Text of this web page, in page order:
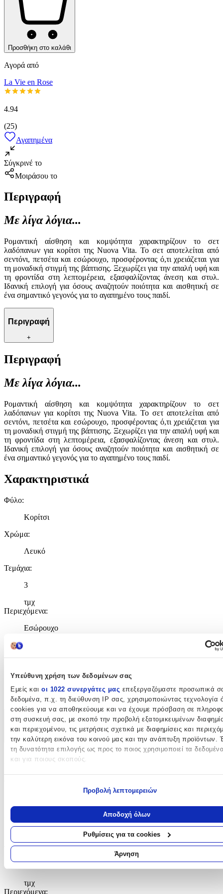
Υπεύθυνη χρήση των δεδομένων σας
Εμείς και οι 1022 συνεργάτες μας επεξεργαζόμαστε προσωπικά
δεδομένα, π.χ. τη διεύθυνση IP σας, χρησιμοποιώντας τεχνολογία
cookies για να αποθηκεύουμε και να έχουμε πρόσβαση σε
στη συσκευή σας, με σκοπό την προβολή εξατομικευμένων
και περιεχομένου, τις μετρήσεις σχετικά με διαφημίσεις και
την καλύτερη εικόνα του κοινού μας και την ανάπτυξη προϊόντων.
τη δυνατότητα επιλογής ως προς το ποιος χρησιμοποιεί τα
και για ποιους σκοπούς.
Να συλλέξουμε πληροφορίες σχετικά με τη γεωγραφική σας
Να αναγνωρίσουμε τη συσκευή σας σαρώνοντας ενεργά για
συγκεκριμένα χαρακτηριστικά (δακτυλικό αποτύπωμα)
Μάθετε περισσότερα σχετικά με τον τρόπο επεξεργασίας των
προσωπικών σας δεδομένων και καθορίστε τις προτιμήσεις σας
ενότητα “Λεπτομέρειες”. Μπορείτε να αλλάξετε ή να
Χρησιμοποιούμε cookies ώστε η τοποθεσία μας να λειτουργεί
Προβολή λεπτομερειών
Αποδοχή όλων
Ρυθμίσεις για τα cookies
Άρνηση
Προσθήκη στο καλάθι
Αγορά από
La Vie en Rose
4.94
(25)
Αγαπημένα
Σύγκρινέ το
Μοιράσου το
Περιγραφή
Με λίγα λόγια...
Ρομαντική αίσθηση και κομψότητα χαρακτηρίζουν το σετ
λαδόπανων για κορίτσι της Nuova Vita. Το σετ αποτελείται από
σεντόνι, πετσέτα και εσώρουχο, προσφέροντας ό,τι χρειάζεται για
τη μοναδική στιγμή της βάπτισης. Ξεχωρίζει για την απαλή υφή και
τη φροντίδα στη λεπτομέρεια, εξασφαλίζοντας άνεση και στυλ.
Ιδανική επιλογή για όσους αναζητούν ποιότητα και αισθητική σε
ένα σημαντικό γεγονός για το αγαπημένο τους παιδί.
Περιγραφή
+
Περιγραφή
Με λίγα λόγια...
Ρομαντική αίσθηση και κομψότητα χαρακτηρίζουν το σετ
λαδόπανων για κορίτσι της Nuova Vita. Το σετ αποτελείται από
σεντόνι, πετσέτα και εσώρουχο, προσφέροντας ό,τι χρειάζεται για
τη μοναδική στιγμή της βάπτισης. Ξεχωρίζει για την απαλή υφή και
τη φροντίδα στη λεπτομέρεια, εξασφαλίζοντας άνεση και στυλ.
Ιδανική επιλογή για όσους αναζητούν ποιότητα και αισθητική σε
ένα σημαντικό γεγονός για το αγαπημένο τους παιδί.
Χαρακτηριστικά
Φύλο:
Κορίτσι
Χρώμα:
Λευκό
Τεμάχια:
3
τμχ
Περιεχόμενα:
Εσώρουχο
Κατασκευαστής:
Nuova Vita
Χαρακτηριστικά
+
Χαρακτηριστικά
Τεμάχια:
τμχ
Περιεχόμενα: